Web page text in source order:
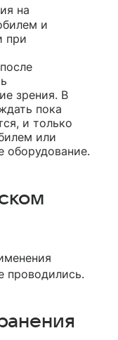
на
и
при
зрения. В
пока
и только
или
оборудование.
проводились.